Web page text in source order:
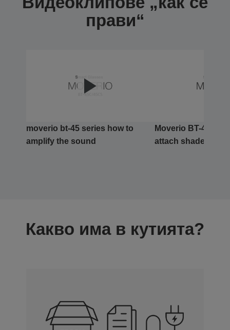
прави“
moverio bt-45 series how to
amplify the sound
Moverio BT-45
attach shades
Какво има в кутията?